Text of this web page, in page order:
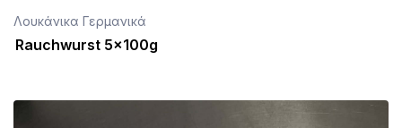
Λουκάνικα Γερμανικά
Rauchwurst 5x100g